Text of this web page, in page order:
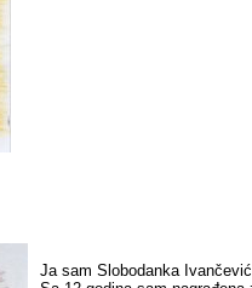
Ja sam Slobodanka